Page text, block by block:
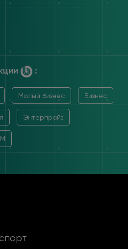
:
Малый бизнес Бизнес
Энтерпрайз